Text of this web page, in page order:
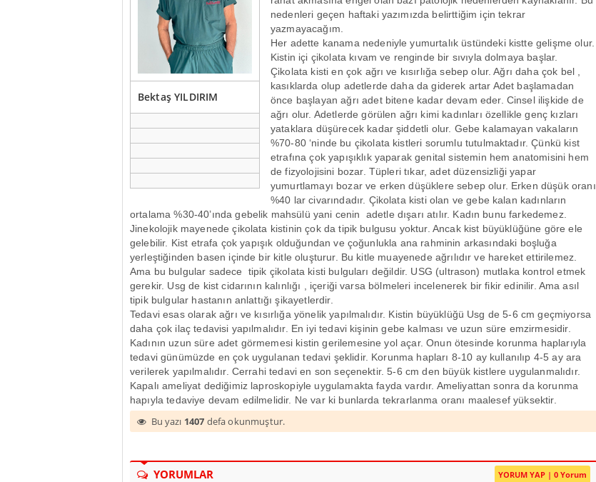
Bektaş YILDIRIM
nedenleri geçen haftaki yazımızda belirttiğim için tekrar
yazmayacağım.
Her adette kanama nedeniyle yumurtalık üstündeki kistte gelişme olur.
Kistin içi çikolata kıvam ve renginde bir sıvıyla dolmaya başlar.
Çikolata kisti en çok ağrı ve kısırlığa sebep olur. Ağrı daha çok bel ,
kasıklarda olup adetlerde daha da giderek artar Adet başlamadan
önce başlayan ağrı adet bitene kadar devam eder. Cinsel ilişkide de
ağrı olur. Adetlerde görülen ağrı kimi kadınları özellikle genç kızları
yataklara düşürecek kadar şiddetli olur. Gebe kalamayan vakaların
%70-80 ‘ninde bu çikolata kistleri sorumlu tutulmaktadır. Çünkü kist
etrafına çok yapışıklık yaparak genital sistemin hem anatomisini hem
de fizyolojisini bozar. Tüpleri tıkar, adet düzensizliği yapar
yumurtlamayı bozar ve erken düşüklere sebep olur. Erken düşük oranı
%40 lar civarındadır. Çikolata kisti olan ve gebe kalan kadınların
ortalama %30-40’ında gebelik mahsülü yani cenin adetle dışarı atılır. Kadın bunu farkedemez.
Jinekolojik mayenede çikolata kistinin çok da tipik bulgusu yoktur. Ancak kist büyüklüğüne göre ele
gelebilir. Kist etrafa çok yapışık olduğundan ve çoğunlukla ana rahminin arkasındaki boşluğa
yerleştiğinden basen içinde bir kitle oluşturur. Bu kitle muayenede ağrılıdır ve hareket ettirilemez.
Ama bu bulgular sadece tipik çikolata kisti bulguları değildir. USG (ultrason) mutlaka kontrol etmek
gerekir. Usg de kist cidarının kalınlığı , içeriği varsa bölmeleri incelenerek bir fikir edinilir. Ama asıl
tipik bulgular hastanın anlattığı şikayetlerdir.
Tedavi esas olarak ağrı ve kısırlığa yönelik yapılmalıdır. Kistin büyüklüğü Usg de 5-6 cm geçmiyorsa
daha çok ilaç tedavisi yapılmalıdır. En iyi tedavi kişinin gebe kalması ve uzun süre emzirmesidir.
Kadının uzun süre adet görmemesi kistin gerilemesine yol açar. Onun ötesinde korunma haplarıyla
tedavi günümüzde en çok uygulanan tedavi şeklidir. Korunma hapları 8-10 ay kullanılıp 4-5 ay ara
verilerek yapılmalıdır. Cerrahi tedavi en son seçenektir. 5-6 cm den büyük kistlere uygulanmalıdır.
Kapalı ameliyat dediğimiz laproskopiyle uygulamakta fayda vardır. Ameliyattan sonra da korunma
hapıyla tedaviye devam edilmelidir. Ne var ki bunlarda tekrarlanma oranı maalesef yüksektir.
Bu yazı 1407 defa okunmuştur.
YORUMLAR YORUM YAP | 0 Yorum